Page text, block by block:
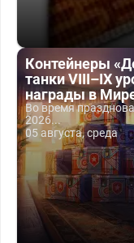
Контейнеры
танки VIII–IX
награды в
Во время
2026...
05 августа, среда